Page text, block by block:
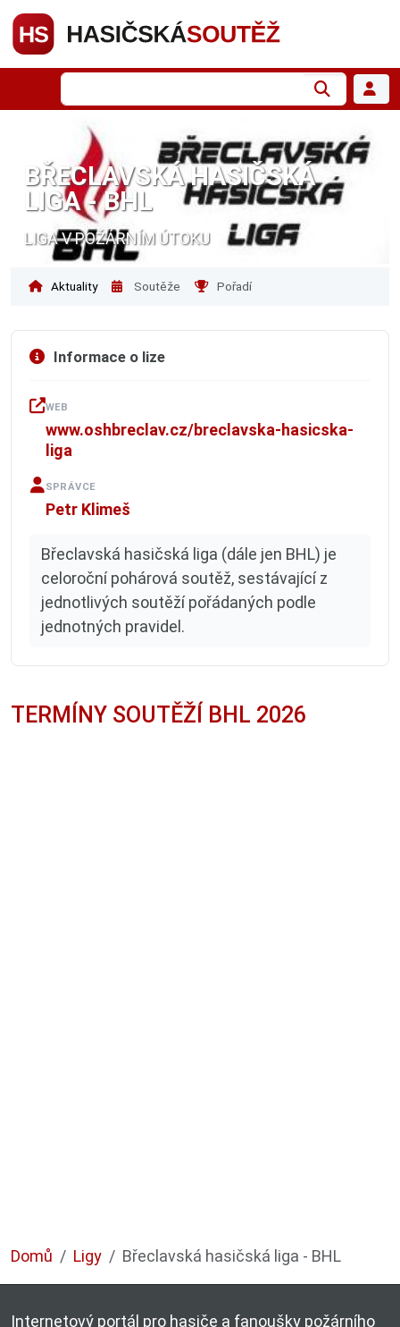
BŘECLAVSKÁ HASIČSKÁ
LIGA - BHL
LIGA V POŽÁRNÍM ÚTOKU
Aktuality Soutěže Pořadí
Informace o lize
WEB
www.oshbreclav.cz/breclavska-hasicska-
liga
SPRÁVCE
Petr Klimeš
Břeclavská hasičská liga (dále jen BHL) je
celoroční pohárová soutěž, sestávající z
jednotlivých soutěží pořádaných podle
jednotných pravidel.
TERMÍNY SOUTĚŽÍ BHL 2026
Domů Ligy Břeclavská hasičská liga - BHL
Internetový portál pro hasiče a fanoušky požárního